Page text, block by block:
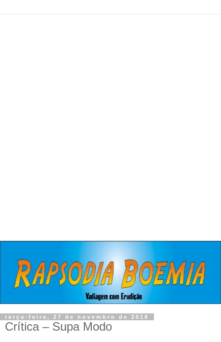
terça-feira, 27 de novembro de 2018
Crítica – Supa Modo